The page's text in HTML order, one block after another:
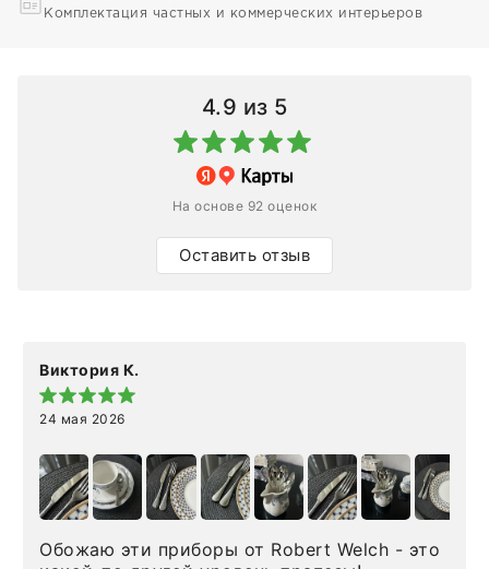
Комплектация частных и коммерческих интерьеров
4.9 из 5
На основе 92 оценок
Оставить отзыв
Виктория К.
24 мая 2026
Обожаю эти приборы от Robert Welch - это